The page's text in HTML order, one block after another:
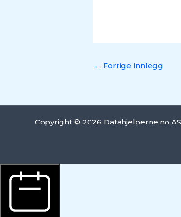
← Forrige Innlegg
Copyright © 2026 Datahjelperne.no AS